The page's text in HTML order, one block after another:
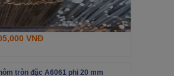
VNĐ
tròn đặc A6061 phi 20 mm